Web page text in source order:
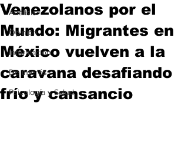
Análisis
Opinión
Información
De interés
Psicología y Salud
Venezolanos por el
Mundo: Migrantes en
México vuelven a la
caravana desafiando
frío y cansancio